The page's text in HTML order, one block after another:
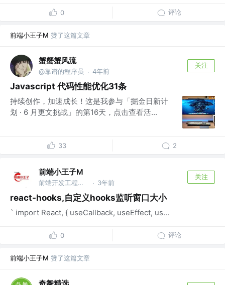
0 评论
前端小王子M 赞了这篇文章
蟹蟹蟹风流
@靠谱的程序员 · 4年前
关注
Javascript 代码性能优化31条
持续创作，加速成长！这是我参与「掘金日新计
划 · 6 月更文挑战」的第16天，点击查看活...
33 2
前端小王子M
前端开发工程师 @阿里巴巴 · 3年前
关注
react-hooks,自定义hooks监听窗口大小
` import React, { useCallback, useEffect, us...
0 评论
前端小王子M 赞了这篇文章
奇舞精选